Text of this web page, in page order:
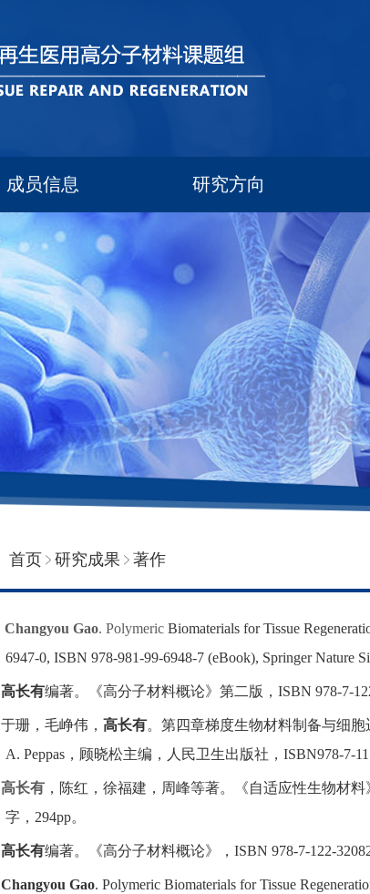
成员信息 研究方向
首页 研究成果 著作
Changyou Gao. Polymeric Biomaterialsfor Tissue
6947-0, ISBN 978-981-99-6948-7 (eBook), Springer Nature
高长有编著。 《高分子材料概论》第二版， ISBN 978-7-
于珊，毛峥伟， 高长有。 第四章梯度生物材料制备与细胞
A. Peppas，顾晓松主编，人民卫生出版社， ISBN978-7-
高长有，陈红，徐福建，周峰等著。 《自适应性生物材
字， 294pp。
高长有编著。 《高分子材料概论》， ISBN 978-7-122-
Changyou Gao. Polymeric Biomaterialsfor Tissue